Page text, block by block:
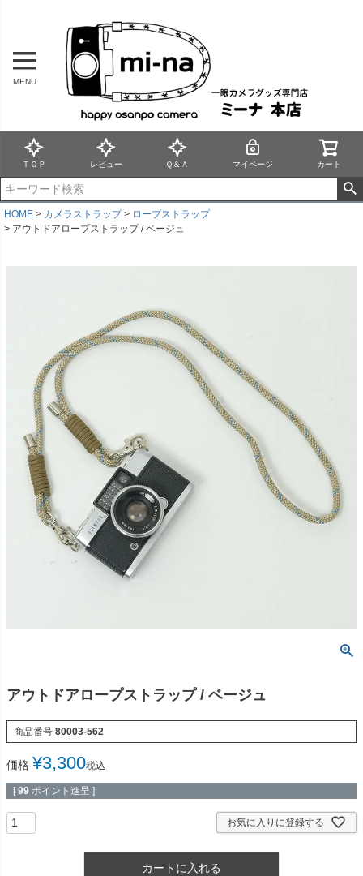
MENU
ＴＯＰ レビュー Ｑ＆Ａ マイページ カート
HOME カメラストラップ
ロープストラップ
アウトドアロープストラップ / ベージュ
アウトドアロープストラップ / ベージュ
商品番号 80003-562
価格 ¥3,300税込
[ 99 ポイント進呈 ]
お気に入りに登録する
カートに入れる